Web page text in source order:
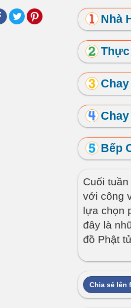
Facebook
TwitterPinterest Nhà
Bếp
Cuối
với công
lựa chọn
đây là
đồ Phật
Chia sẻ lên